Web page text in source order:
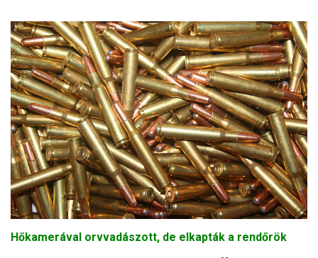
Hőkamerával orvvadászott, de elkapták a rendőrök